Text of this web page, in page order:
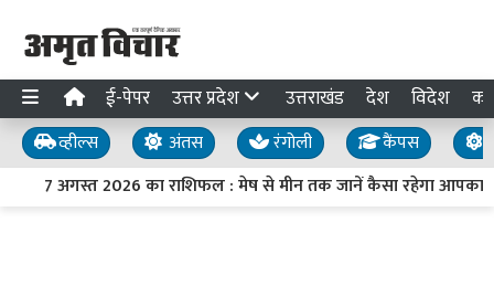
ई-पेपर उत्तर प्रदेश उत्तराखंड देश विदेश
व्हील्स अंतस रंगोली कैंपस
7 अगस्त 2026 का राशिफल : मेष से मीन तक जानें कैसा रहेगा आपका